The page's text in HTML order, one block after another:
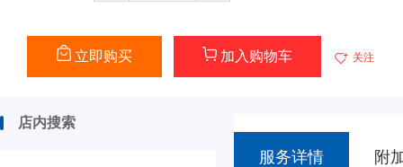
立即购买 加入购物车 关注
店内搜索
服务详情 附